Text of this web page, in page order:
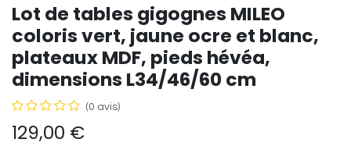
Lot de tables gigognes MILEO
coloris vert, jaune ocre et blanc,
plateaux MDF, pieds hévéa,
dimensions L34/46/60 cm
(0 avis)
129,00 €